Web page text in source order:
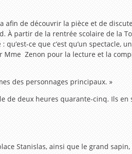
afin de découvrir la pièce et de
À partir de la rentrée scolaire de la
ce que c’est qu’un spectacle,
Mme Zenon pour la lecture et la
des personnages principaux. »
de deux heures quarante-cinq. Ils
Stanislas, ainsi que le grand